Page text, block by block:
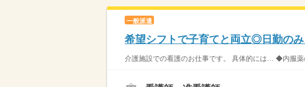
一般派遣
希望シフトで子育てと両立◎日勤の
介護施設での看護のお仕事です。 具体的には… ◆内服